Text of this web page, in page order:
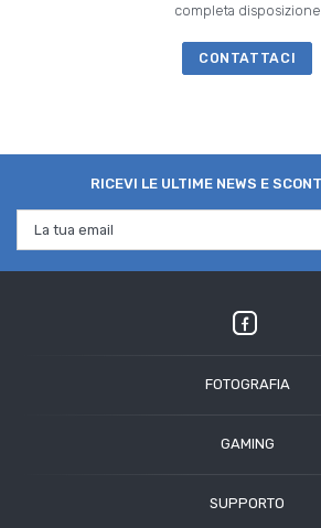
completa disposizione
CONTATTACI
RICEVI LE ULTIME NEWS E
FOTOGRAFIA
Angelbird
GAMING
SUPPORTO